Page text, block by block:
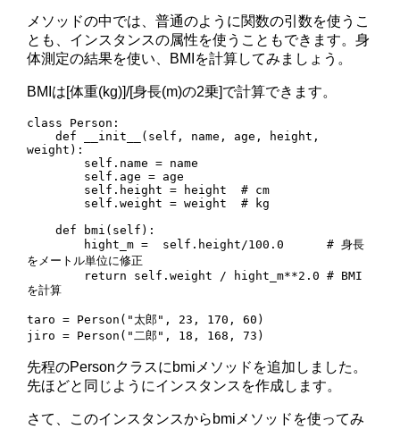
メソッドの中では、普通のように関数の引数を使うこ
とも、インスタンスの属性を使うこともできます。身
体測定の結果を使い、BMIを計算してみましょう。
BMIは[体重(kg)]/[身長(m)の2乗]で計算できます。
class Person:
    def __init__(self, name, age, height,
weight):
    def bmi(self):
をメートル単位に修正
を計算
taro = Person("太郎", 23, 170, 60)
jiro = Person("二郎", 18, 168, 73)
先程のPersonクラスにbmiメソッドを追加しました。
先ほどと同じようにインスタンスを作成します。
さて、このインスタンスからbmiメソッドを使ってみ